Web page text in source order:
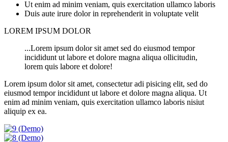
Ut enim ad minim veniam, quis exercitation ullamco laboris
Duis aute irure dolor in reprehenderit in voluptate velit
LOREM IPSUM DOLOR
...Lorem ipsum dolor sit amet sed do eiusmod tempor
incididunt ut labore et dolore magna aliqua ollicitudin,
lorem quis labore et dolore!
Lorem ipsum dolor sit amet, consectetur adi pisicing elit, sed do
eiusmod tempor incididunt ut labore et dolore magna aliqua. Ut
enim ad minim veniam, quis exercitation ullamco laboris nisiut
aliquip ex ea.